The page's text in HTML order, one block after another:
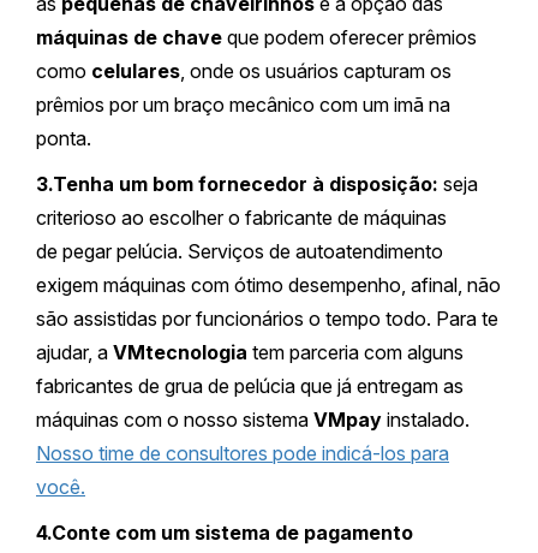
máquinas de chave que podem oferecer prêmios
como celulares, onde os usuários capturam os
prêmios por um braço mecânico com um imã na
ponta.
3.Tenha um bom fornecedor à disposição: seja
criterioso ao escolher o fabricante de máquinas
de pegar pelúcia. Serviços de autoatendimento
exigem máquinas com ótimo desempenho, afinal, não
são assistidas por funcionários o tempo todo. Para te
ajudar, a VMtecnologia tem parceria com alguns
fabricantes de grua de pelúcia que já entregam as
máquinas com o nosso sistema VMpay instalado.
Nosso time de consultores pode indicá-los para
você.
4.Conte com um sistema de pagamento